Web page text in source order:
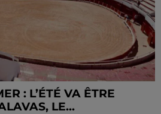
: L’ÉTÉ VA ÊTRE
LE...